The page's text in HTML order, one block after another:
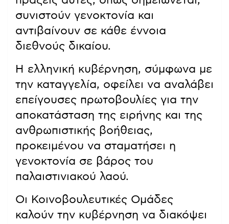
συνιστούν γενοκτονία και
αντιβαίνουν σε κάθε έννοια
διεθνούς δικαίου.
Η ελληνική κυβέρνηση, σύμφωνα με
την καταγγελία, οφείλει να αναλάβει
επείγουσες πρωτοβουλίες για την
αποκατάσταση της ειρήνης και της
ανθρωπιστικής βοήθειας,
προκειμένου να σταματήσει η
γενοκτονία σε βάρος του
παλαιστινιακού λαού.
Οι Κοινοβουλευτικές Ομάδες
καλούν την κυβέρνηση να διακόψει